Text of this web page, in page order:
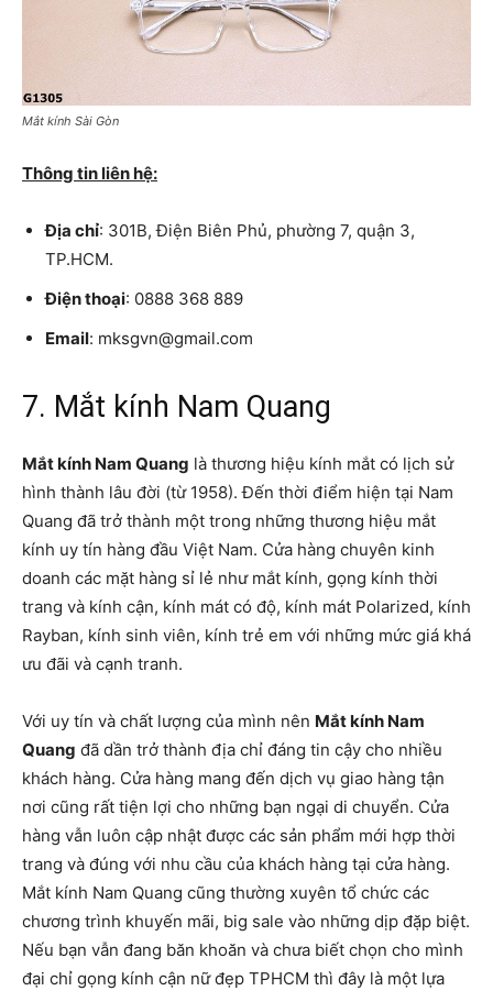
Mắt kính Sài Gòn
Thông tin liên hệ:
Địa chỉ: 301B, Điện Biên Phủ, phường 7, quận 3,
TP.HCM.
Điện thoại: 0888 368 889
Email: mksgvn@gmail.com
7. Mắt kính Nam Quang
Mắt kính Nam Quang là thương hiệu kính mắt có lịch sử
hình thành lâu đời (từ 1958). Đến thời điểm hiện tại Nam
Quang đã trở thành một trong những thương hiệu mắt
kính uy tín hàng đầu Việt Nam. Cửa hàng chuyên kinh
doanh các mặt hàng sỉ lẻ như mắt kính, gọng kính thời
trang và kính cận, kính mát có độ, kính mát Polarized, kính
Rayban, kính sinh viên, kính trẻ em với những mức giá khá
ưu đãi và cạnh tranh.
Với uy tín và chất lượng của mình nên Mắt kính Nam
Quang đã dần trở thành địa chỉ đáng tin cậy cho nhiều
khách hàng. Cửa hàng mang đến dịch vụ giao hàng tận
nơi cũng rất tiện lợi cho những bạn ngại di chuyển. Cửa
hàng vẫn luôn cập nhật được các sản phẩm mới hợp thời
trang và đúng với nhu cầu của khách hàng tại cửa hàng.
Mắt kính Nam Quang cũng thường xuyên tổ chức các
chương trình khuyến mãi, big sale vào những dịp đặp biệt.
Nếu bạn vẫn đang băn khoăn và chưa biết chọn cho mình
đại chỉ gọng kính cận nữ đẹp TPHCM thì đây là một lựa